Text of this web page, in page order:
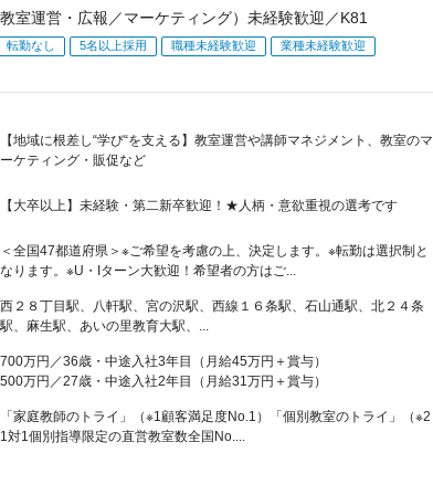
室運営・広報／マーケティング）未経験歓迎／K81
転勤なし 5名以上採用 職種未経験歓迎 業種未経験歓迎
【地域に根差し“学び“を支える】教室運営や講師マネジメント、教室のマ
ーケティング・販促など
【大卒以上】未経験・第二新卒歓迎！★人柄・意欲重視の選考です
＜全国47都道府県＞※ご希望を考慮の上、決定します。※転勤は選択制と
なります。※U・Iターン大歓迎！希望者の方はご...
西２８丁目駅、八軒駅、宮の沢駅、西線１６条駅、石山通駅、北２４条
駅、麻生駅、あいの里教育大駅、...
700万円／36歳・中途入社3年目（月給45万円＋賞与）
500万円／27歳・中途入社2年目（月給31万円＋賞与）
「家庭教師のトライ」（※1顧客満足度No.1）「個別教室のトライ」（※2
1対1個別指導限定の直営教室数全国No....